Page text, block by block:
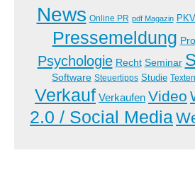
News Online PR pdf Magazin PKV
Pressemeldung
Psychologie Recht Seminar
Software Steuertipps Studie Texten
Verkauf Verkaufen Video
2.0 / Social Media